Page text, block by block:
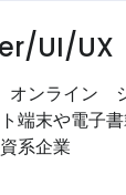
UI/UX
オンライン
端末や電子
系企業